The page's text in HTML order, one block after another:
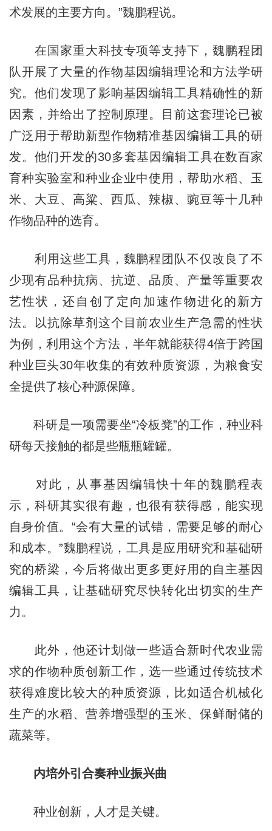
术发展的主要方向。”魏鹏程说。
在国家重大科技专项等支持下，魏鹏程团
队开展了大量的作物基因编辑理论和方法学研
究。他们发现了影响基因编辑工具精确性的新
因素，并给出了控制原理。目前这套理论已被
广泛用于帮助新型作物精准基因编辑工具的研
发。他们开发的30多套基因编辑工具在数百家
育种实验室和种业企业中使用，帮助水稻、玉
米、大豆、高粱、西瓜、辣椒、豌豆等十几种
作物品种的选育。
利用这些工具，魏鹏程团队不仅改良了不
少现有品种抗病、抗逆、品质、产量等重要农
艺性状，还自创了定向加速作物进化的新方
法。以抗除草剂这个目前农业生产急需的性状
为例，利用这个方法，半年就能获得4倍于跨国
种业巨头30年收集的有效种质资源，为粮食安
全提供了核心种源保障。
科研是一项需要坐“冷板凳”的工作，种业科
研每天接触的都是些瓶瓶罐罐。
对此，从事基因编辑快十年的魏鹏程表
示，科研其实很有趣，也很有获得感，能实现
自身价值。“会有大量的试错，需要足够的耐心
和成本。”魏鹏程说，工具是应用研究和基础研
究的桥梁，今后将做出更多更好用的自主基因
编辑工具，让基础研究尽快转化出切实的生产
力。
此外，他还计划做一些适合新时代农业需
求的作物种质创新工作，选一些通过传统技术
获得难度比较大的种质资源，比如适合机械化
生产的水稻、营养增强型的玉米、保鲜耐储的
蔬菜等。
内培外引合奏种业振兴曲
种业创新，人才是关键。